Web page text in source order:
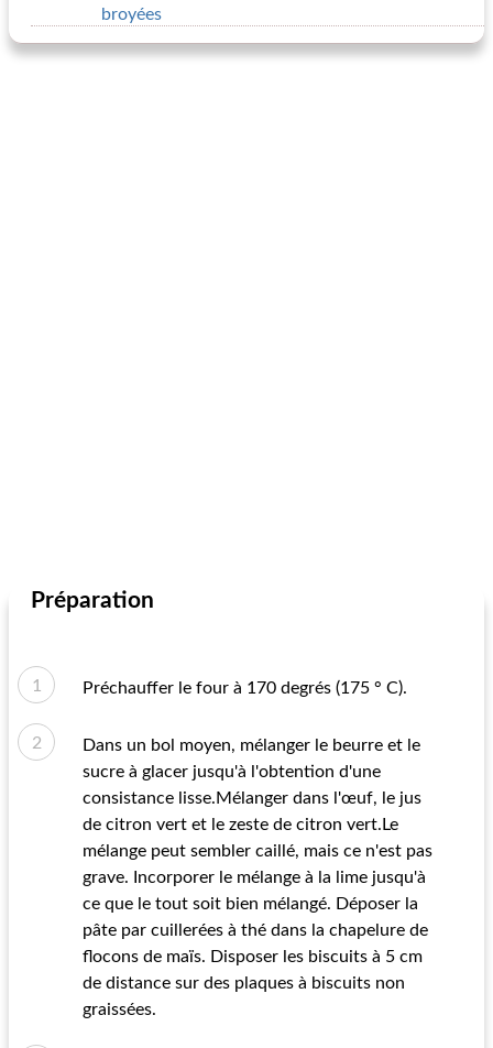
broyées
Préparation
Préchauffer le four à 170 degrés (175 ° C).
Dans un bol moyen, mélanger le beurre et le
sucre à glacer jusqu'à l'obtention d'une
consistance lisse.Mélanger dans l'œuf, le jus
de citron vert et le zeste de citron vert.Le
mélange peut sembler caillé, mais ce n'est pas
grave. Incorporer le mélange à la lime jusqu'à
ce que le tout soit bien mélangé. Déposer la
pâte par cuillerées à thé dans la chapelure de
flocons de maïs. Disposer les biscuits à 5 cm
de distance sur des plaques à biscuits non
graissées.